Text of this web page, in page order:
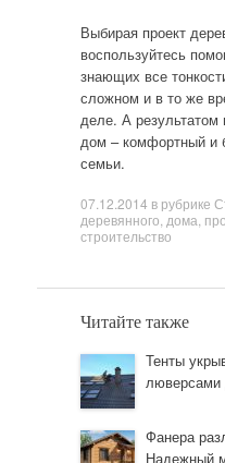
Выбирая проект
воспользуйтесь
знающих все
сложном и в то же
деле. А результатом
дом – комфортный и
семьи.
07.12.2014 в рубрике
деревянного дома
строительство
Читайте также
Тенты
люверсами
Фанера
Надежный